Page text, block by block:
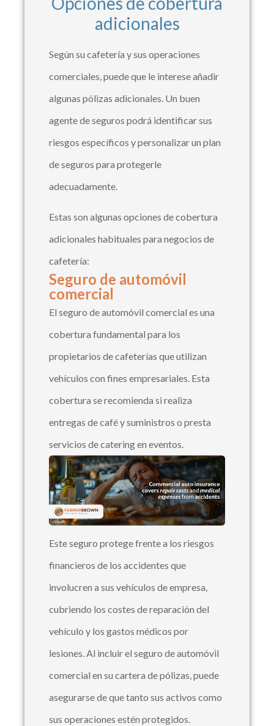
adicionales
Según su cafetería y sus operaciones
comerciales, puede que le interese añadir
algunas pólizas adicionales. Un buen
agente de seguros podrá identificar sus
riesgos específicos y personalizar un plan
de seguros para protegerle
adecuadamente.
Estas son algunas opciones de cobertura
adicionales habituales para negocios de
cafetería:
Seguro de automóvil
comercial
El seguro de automóvil comercial es una
cobertura fundamental para los
propietarios de cafeterías que utilizan
vehículos con fines empresariales. Esta
cobertura se recomienda si realiza
entregas de café y suministros o presta
servicios de catering en eventos.
Este seguro protege frente a los riesgos
financieros de los accidentes que
involucren a sus vehículos de empresa,
cubriendo los costes de reparación del
vehículo y los gastos médicos por
lesiones. Al incluir el seguro de automóvil
comercial en su cartera de pólizas, puede
asegurarse de que tanto sus activos como
sus operaciones estén protegidos.